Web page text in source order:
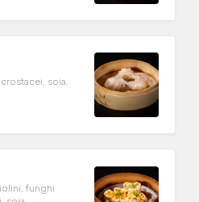
crostacei, soia.
funghi